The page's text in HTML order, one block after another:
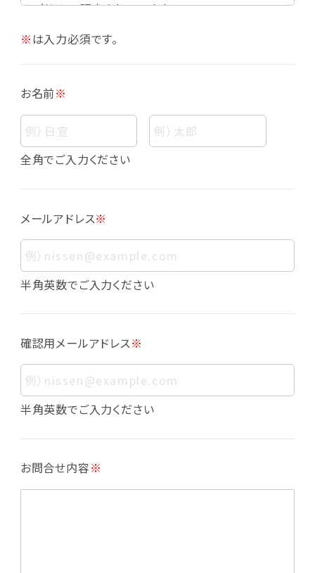
者として認定されています。
個人情報
個人情報とは、お客様個人に関する情報であっ
て、当該情報を構成する氏名、住所、電話番号、
す。また、その情報のみでは識別できない場合で
も、他の情報と容易に照合することで、結果的に
お客様個人を識別できるものも個人情報に含ま
れます。
個人情報の利用目的について
下の通りであり、これらの目的達成の範囲を超
えてお客様の個人情報を利用することはありま
せん。
・会員登録者の個人認証
・会員ポイントプログラムの運営
・メールマガジンの配信
・本サービスに関する規約等の変更の通知
※は入力必須です。
お名前※
全角でご入力ください
メールアドレス※
半角英数でご入力ください
確認用メールアドレス※
半角英数でご入力ください
お問合せ内容※